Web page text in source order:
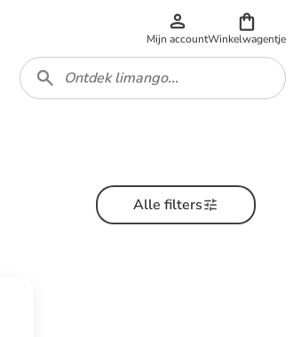
Mijn accountWinkelwagentje
Alle filters